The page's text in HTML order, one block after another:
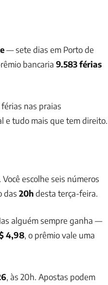
— sete dias em Porto de
bancaria 9.583 férias
nas praias
e tudo mais que tem direito.
. Você escolhe seis números
das 20hdesta terça-feira.
alguém sempre ganha —
4,98, o prêmio vale uma
, às 20h. Apostas podem